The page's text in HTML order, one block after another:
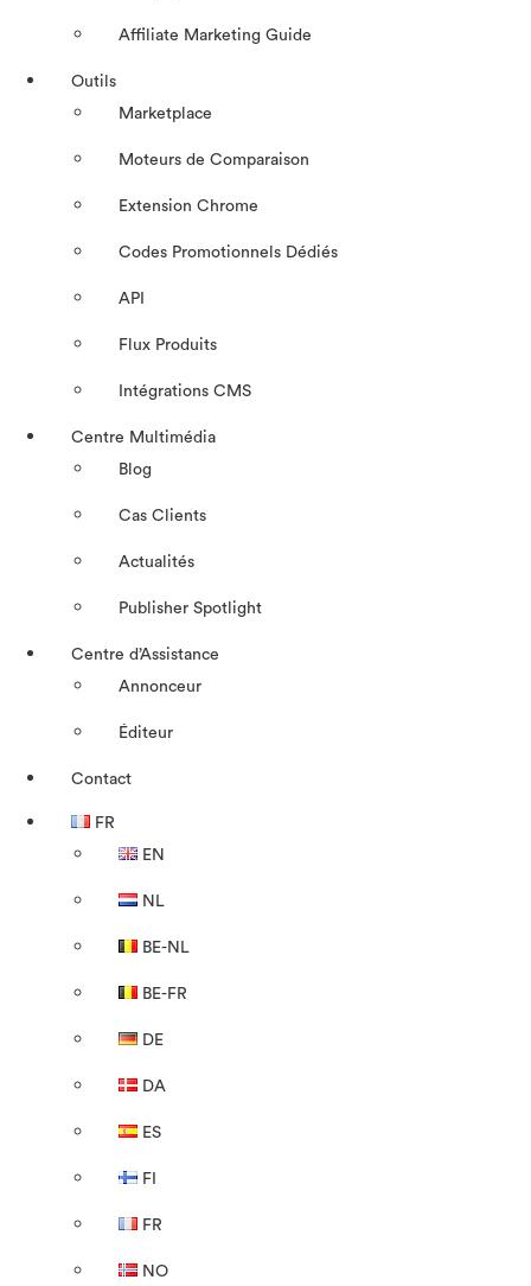
Affiliate Marketing Guide
Outils
Marketplace
Moteurs de Comparaison
Extension Chrome
Codes Promotionnels Dédiés
API
Flux Produits
Intégrations CMS
Centre Multimédia
Blog
Cas Clients
Actualités
Publisher Spotlight
Centre d’Assistance
Annonceur
Éditeur
Contact
FR
EN
NL
BE-NL
BE-FR
DE
DA
ES
FI
FR
NO